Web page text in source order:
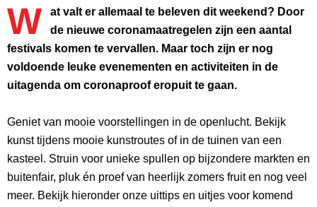
W
at valt er allemaal te beleven dit weekend? Door
de nieuwe coronamaatregelen zijn een aantal
festivals komen te vervallen. Maar toch zijn er nog
voldoende leuke evenementen en activiteiten in de
uitagenda om coronaproof eropuit te gaan.
Geniet van mooie voorstellingen in de openlucht. Bekijk
kunst tijdens mooie kunstroutes of in de tuinen van een
kasteel. Struin voor unieke spullen op bijzondere markten en
buitenfair, pluk én proef van heerlijk zomers fruit en nog veel
meer. Bekijk hieronder onze uittips en uitjes voor komend